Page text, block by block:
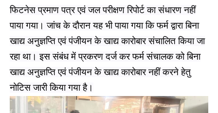
गया। निरीक्षण के दौरान फर्म में कार्यरत कर्मचारियों का मेडिकल
फिटनेस प्रमाण पत्र एवं जल परीक्षण रिपोर्ट का संधारण नहीं
पाया गया। जांच के दौरान यह भी पाया गया कि फर्म द्वारा बिना
खाद्य अनुज्ञप्ति एवं पंजीयन के खाद्य कारोबार संचालित किया जा
रहा था। इस संबंध में प्रकरण दर्ज कर फर्म संचालक को बिना
खाद्य अनुज्ञप्ति एवं पंजीयन के खाद्य कारोबार नहीं करने हेतु
नोटिस जारी किया गया है।